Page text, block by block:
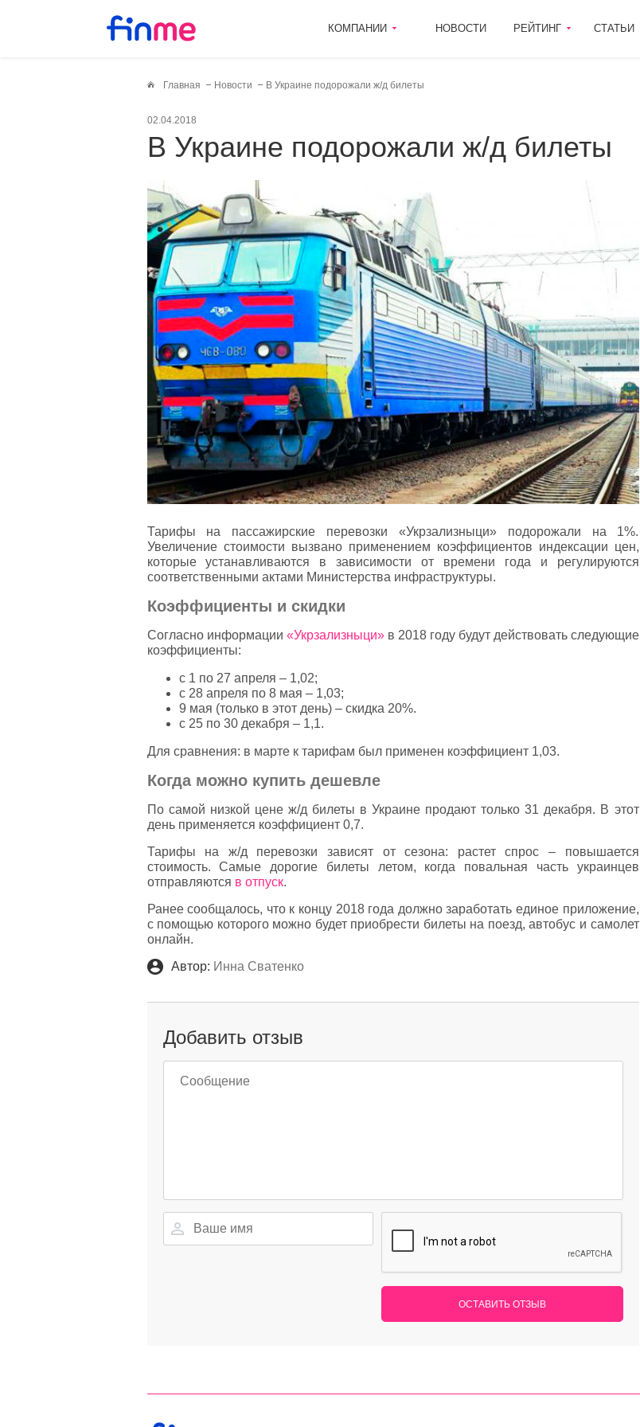
КОМПАНИИ НОВОСТИ РЕЙТИНГ СТАТЬИ
Главная Новости В Украине подорожали ж/д билеты
02.04.2018
В Украине подорожали ж/д билеты
Тарифы на пассажирские перевозки «Укрзализныци» подорожали на 1%.
Увеличение стоимости вызвано применением коэффициентов индексации цен,
которые устанавливаются в зависимости от времени года и регулируются
соответственными актами Министерства инфраструктуры.
Коэффициенты и скидки
Согласно информации «Укрзализныци»в 2018 году будут действовать следующие
коэффициенты:
с 1 по 27 апреля – 1,02;
с 28 апреля по 8 мая – 1,03;
9 мая (только в этот день) – скидка 20%.
с 25 по 30 декабря – 1,1.
Для сравнения: в марте к тарифам был применен коэффициент 1,03.
Когда можно купить дешевле
По самой низкой цене ж/д билеты в Украине продают только 31 декабря. В этот
день применяется коэффициент 0,7.
Тарифы на ж/д перевозки зависят от сезона: растет спрос – повышается
стоимость. Самые дорогие билеты летом, когда повальная часть украинцев
отправляются в отпуск.
Ранее сообщалось, что к концу 2018 года должно заработать единое приложение,
с помощью которого можно будет приобрести билеты на поезд, автобус и самолет
онлайн.
Автор: Инна Сватенко
Добавить отзыв
ОСТАВИТЬ ОТЗЫВ